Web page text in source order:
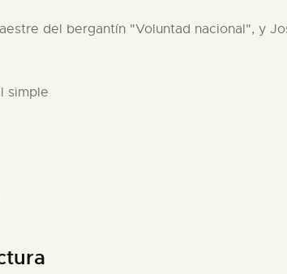
del bergantín "Voluntad nacional", y
simple